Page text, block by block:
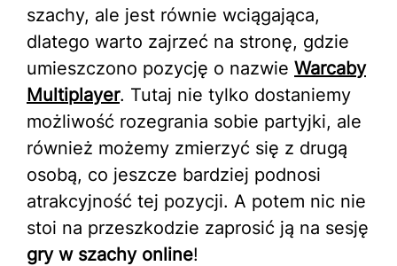
szachy, ale jest równie wciągająca,
dlatego warto zajrzeć na stronę, gdzie
umieszczono pozycję o nazwie Warcaby
Multiplayer. Tutaj nie tylko dostaniemy
możliwość rozegrania sobie partyjki, ale
również możemy zmierzyć się z drugą
osobą, co jeszcze bardziej podnosi
atrakcyjność tej pozycji. A potem nic nie
stoi na przeszkodzie zaprosić ją na sesję
gry w szachy online!